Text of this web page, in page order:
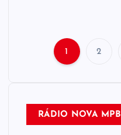
1 2
RÁDIO NOVA MPB